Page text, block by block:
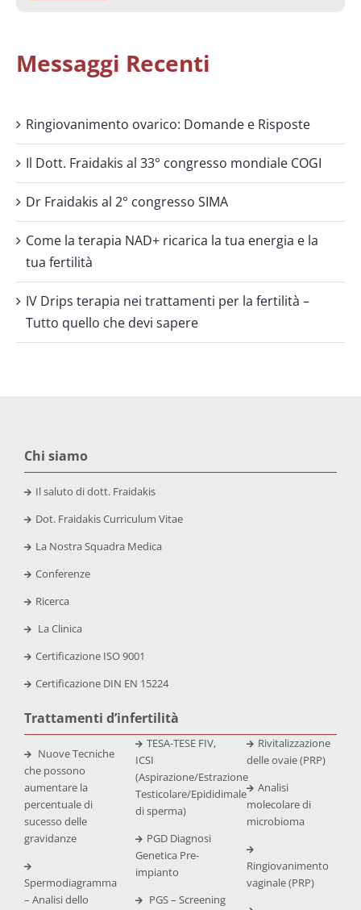
Messaggi Recenti
Ringiovanimento ovarico: Domande e Risposte
Il Dott. Fraidakis al 33° congresso mondiale COGI
Dr Fraidakis al 2° congresso SIMA
Come la terapia NAD+ ricarica la tua energia e la
tua fertilità
IV Drips terapia nei trattamenti per la fertilità –
Tutto quello che devi sapere
Chi siamo
Il saluto di dott. Fraidakis
Dot. Fraidakis Curriculum Vitae
La Nostra Squadra Medica
Conferenze
Ricerca
La Clinica
Certificazione ISO 9001
Certificazione DIN EN 15224
Trattamenti d’infertilità
Nuove Tecniche
che possono
aumentare la
percentuale di
sucesso delle
gravidanze
Spermodiagramma
– Analisi dello
TESA-TESE FIV,
ICSI
(Aspirazione/Estrazione
Testicolare/Epididimale
di sperma)
PGD Diagnosi
Genetica Pre-
impianto
PGS – Screening
Rivitalizzazione
delle ovaie (PRP)
Analisi
molecolare di
microbioma
Ringiovanimento
vaginale (PRP)